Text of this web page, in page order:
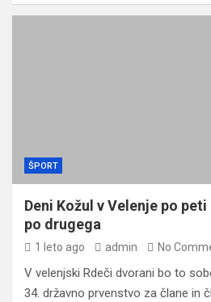
ŠPORT
Deni Kožul v Velenje po
po drugega
1 leto ago admin No
V velenjski Rdeči dvorani bo to
34. državno prvenstvo za člane in